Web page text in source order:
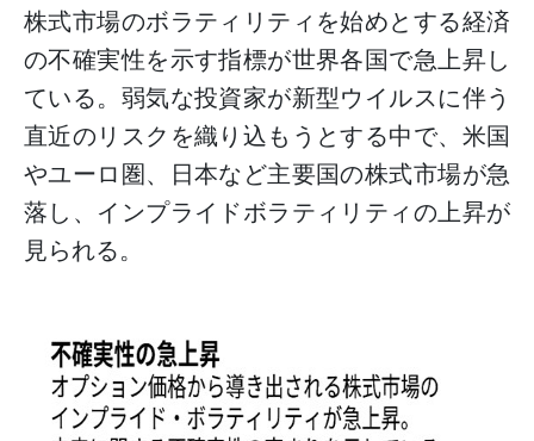
株式市場のボラティリティを始めとする経済
の不確実性を示す指標が世界各国で急上昇し
ている。弱気な投資家が新型ウイルスに伴う
直近のリスクを織り込もうとする中で、米国
やユーロ圏、日本など主要国の株式市場が急
落し、インプライドボラティリティの上昇が
見られる。